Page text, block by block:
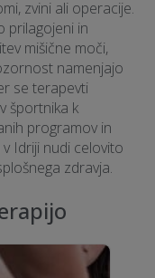
zvini ali operacije.
prilagojeni in
mišične moči,
namenjajo
se terapevti
športnika k
programov in
Idriji nudi celovito
zdravja.